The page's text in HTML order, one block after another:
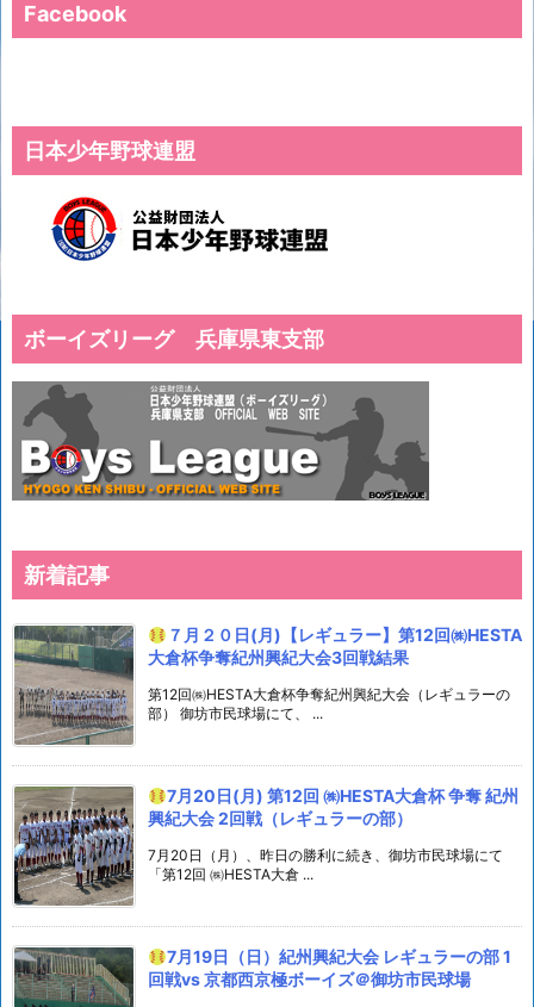
Facebook
日本少年野球連盟
ボーイズリーグ 兵庫県東支部
新着記事
７月２０日(月)【レギュラー】第12回㈱HESTA
大倉杯争奪紀州興紀大会3回戦結果
第12回㈱HESTA大倉杯争奪紀州興紀大会（レギュラーの
部） 御坊市民球場にて、 ...
7月20日(月) 第12回 ㈱HESTA大倉杯 争奪 紀州
興紀大会 2回戦（レギュラーの部）
7月20日（月）、昨日の勝利に続き、御坊市民球場にて
「第12回 ㈱HESTA大倉 ...
7月19日（日）紀州興紀大会 レギュラーの部 1
回戦vs 京都西京極ボーイズ＠御坊市民球場